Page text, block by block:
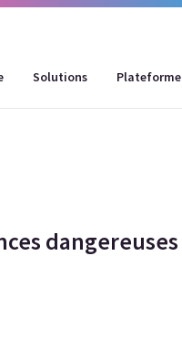
Solutions Plateforme
dangereuses